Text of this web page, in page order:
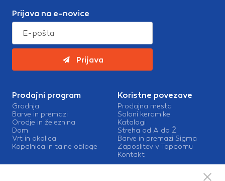
Prijava na e-novice
Prijava
Prodajni program
Gradnja
Barve in premazi
Orodje in železnina
Dom
Vrt in okolica
Kopalnica in talne obloge
Koristne povezave
Prodajna mesta
Saloni keramike
Katalogi
Streha od A do Ž
Barve in premazi Sigma
Zaposlitev v Topdomu
Kontakt